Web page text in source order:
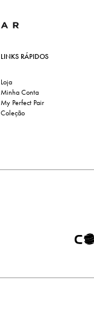
LINKS RÁPIDOS
Loja
Minha Conta
My Perfect Pair
Coleção